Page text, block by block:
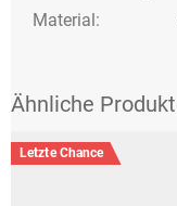
Material:
Letzte Chance